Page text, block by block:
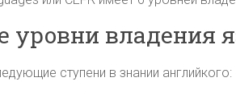
уровни владения
ступени в знании английкого: